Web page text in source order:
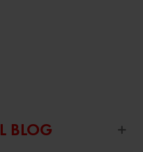
BLOG